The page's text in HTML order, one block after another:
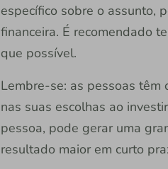
específico sobre o assunto,
financeira. É recomendado
que possível.
Lembre-se: as pessoas
nas suas escolhas ao
pessoa, pode gerar uma
resultado maior em curto